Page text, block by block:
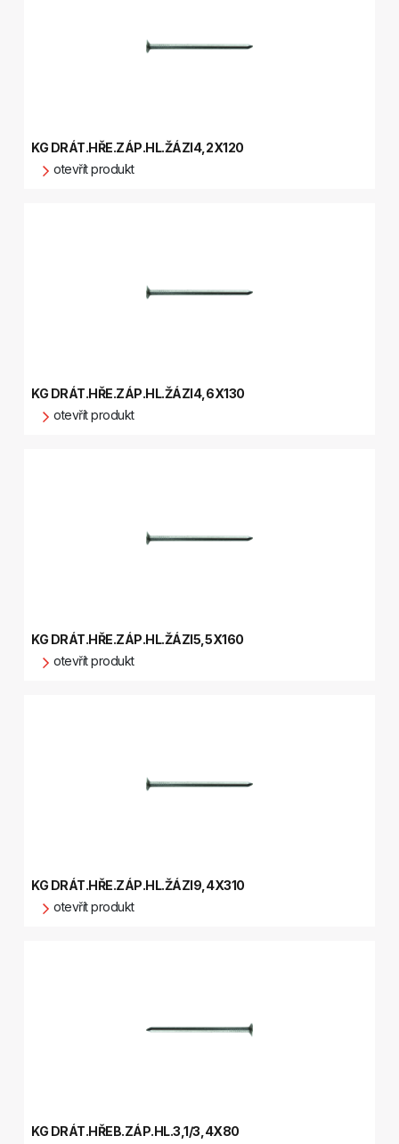
KG DRÁT.HŘE.ZÁP.HL.ŽÁZI4,2X120
otevřít produkt
KG DRÁT.HŘE.ZÁP.HL.ŽÁZI4,6X130
otevřít produkt
KG DRÁT.HŘE.ZÁP.HL.ŽÁZI5,5X160
otevřít produkt
KG DRÁT.HŘE.ZÁP.HL.ŽÁZI9,4X310
otevřít produkt
KG DRÁT.HŘEB.ZÁP.HL.3,1/3,4X80